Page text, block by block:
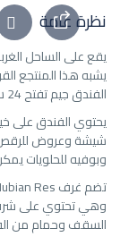
نظرة عامة
يقع على الساحل
الفندق جيم تفتح 24 ساعة يومياً وغرفاً مطلة على البحر الأحمر.
يحتوي الفندق على
شيشة وعروض للرقص
وبوفيه للحلويات
وهي تحتوي على
السقف وحمام من